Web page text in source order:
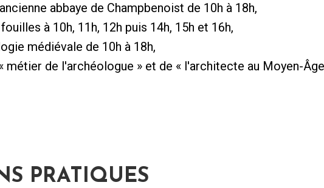
abbaye de Champbenoist de 10h à 18h,
à 10h, 11h, 12h puis 14h, 15h et 16h,
médiévale de 10h à 18h,
de l'archéologue » et de « l'architecte au Moyen-
PRATIQUES